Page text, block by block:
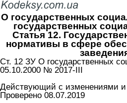
О государственных
государственных
Статья 12.
нормативы в сфере
Ст. 12 ЗУ О государственных
05.10.2000 № 2017-III
Действующий с изменениями
Проверено 08.07.2019